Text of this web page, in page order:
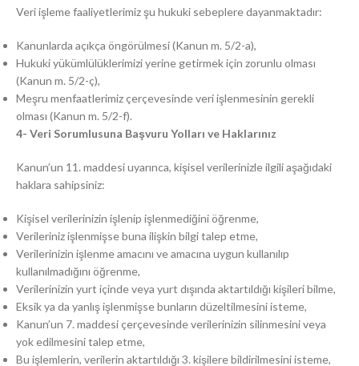
Veri işleme faaliyetlerimiz şu hukuki sebeplere dayanmaktadır:
Kanunlarda açıkça öngörülmesi (Kanun m. 5/2-a),
Hukuki yükümlülüklerimizi yerine getirmek için zorunlu olması
(Kanun m. 5/2-ç),
Meşru menfaatlerimiz çerçevesinde veri işlenmesinin gerekli
olması (Kanun m. 5/2-f).
4- Veri Sorumlusuna Başvuru Yolları ve Haklarınız
Kanun’un 11. maddesi uyarınca, kişisel verilerinizle ilgili aşağıdaki
haklara sahipsiniz:
Kişisel verilerinizin işlenip işlenmediğini öğrenme,
Verileriniz işlenmişse buna ilişkin bilgi talep etme,
Verilerinizin işlenme amacını ve amacına uygun kullanılıp
kullanılmadığını öğrenme,
Verilerinizin yurt içinde veya yurt dışında aktartıldığı kişileri bilme,
Eksik ya da yanlış işlenmişse bunların düzeltilmesini isteme,
Kanun’un 7. maddesi çerçevesinde verilerinizin silinmesini veya
yok edilmesini talep etme,
Bu işlemlerin, verilerin aktartıldığı 3. kişilere bildirilmesini isteme,